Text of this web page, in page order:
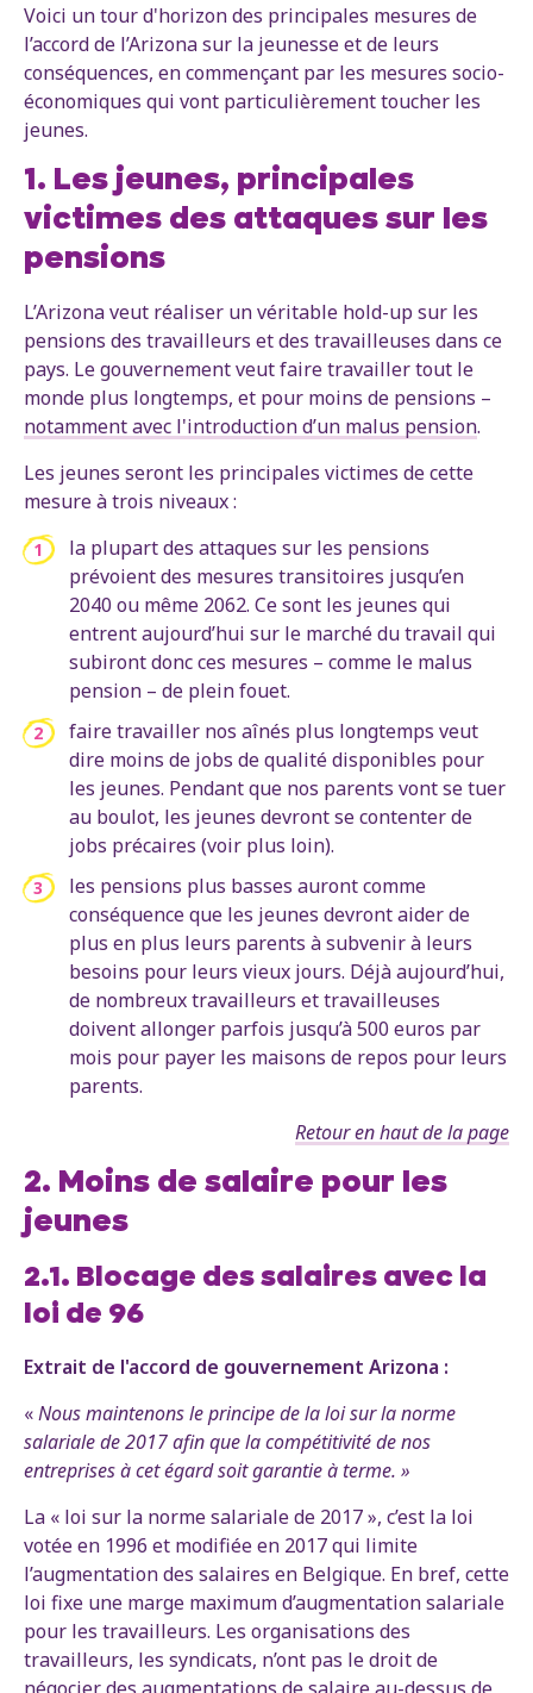
Voici un tour d'horizon des principales mesures de
l’accord de l’Arizona sur la jeunesse et de leurs
conséquences, en commençant par les mesures socio-
économiques qui vont particulièrement toucher les
jeunes.
1. Les jeunes, principales
victimes des attaques sur les
pensions
L’Arizona veut réaliser un véritable hold-up sur les
pensions des travailleurs et des travailleuses dans ce
pays. Le gouvernement veut faire travailler tout le
monde plus longtemps, et pour moins de pensions –
notamment avec l'introduction d’un malus pension.
Les jeunes seront les principales victimes de cette
mesure à trois niveaux :
la plupart des attaques sur les pensions
prévoient des mesures transitoires jusqu’en
2040 ou même 2062. Ce sont les jeunes qui
entrent aujourd’hui sur le marché du travail qui
subiront donc ces mesures – comme le malus
pension – de plein fouet.
faire travailler nos aînés plus longtemps veut
dire moins de jobs de qualité disponibles pour
les jeunes. Pendant que nos parents vont se tuer
au boulot, les jeunes devront se contenter de
jobs précaires (voir plus loin).
les pensions plus basses auront comme
conséquence que les jeunes devront aider de
plus en plus leurs parents à subvenir à leurs
besoins pour leurs vieux jours. Déjà aujourd’hui,
de nombreux travailleurs et travailleuses
doivent allonger parfois jusqu’à 500 euros par
mois pour payer les maisons de repos pour leurs
parents.
Retour en haut de la page
2. Moins de salaire pour les
jeunes
2.1. Blocage des salaires avec la
loi de 96
Extrait de l'accord de gouvernement Arizona :
«Nous maintenons le principe de la loi sur la norme
salariale de 2017 afin que la compétitivité de nos
entreprises à cet égard soit garantie à terme. »
La « loi sur la norme salariale de 2017 », c’est la loi
votée en 1996 et modifiée en 2017 qui limite
l’augmentation des salaires en Belgique. En bref, cette
loi fixe une marge maximum d’augmentation salariale
pour les travailleurs. Les organisations des
travailleurs, les syndicats, n’ont pas le droit de